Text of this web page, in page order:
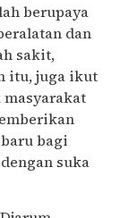
berupaya
dan
sakit,
itu, juga ikut
bagi
suka